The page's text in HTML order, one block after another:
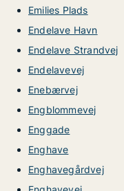
Emilies Plads
Endelave Havn
Endelave Strandvej
Endelavevej
Enebærvej
Engblommevej
Enggade
Enghave
Enghavegårdvej